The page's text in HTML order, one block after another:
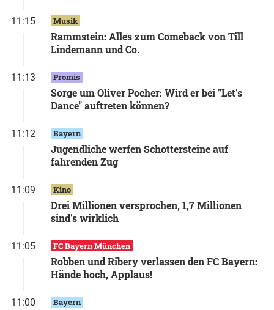
11:15 Musik
Rammstein: Alles zum Comeback von Till
Lindemann und Co.
11:13 Promis
Sorge um Oliver Pocher: Wird er bei "Let's
Dance" auftreten können?
11:12 Bayern
Jugendliche werfen Schottersteine auf
fahrenden Zug
11:09 Kino
Drei Millionen versprochen, 1,7 Millionen
sind's wirklich
11:05 FC Bayern München
Robben und Ribery verlassen den FC Bayern:
Hände hoch, Applaus!
11:00 Bayern